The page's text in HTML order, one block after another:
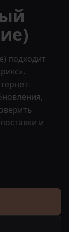
подходит
и